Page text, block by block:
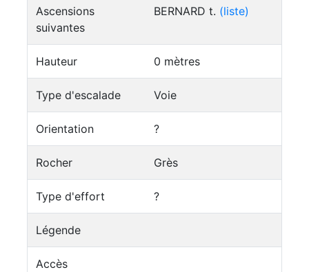
Ascensions
suivantes
BERNARD t. (liste)
Hauteur 0 mètres
Type d'escalade Voie
Orientation ?
Rocher Grès
Type d'effort ?
Légende
Accès